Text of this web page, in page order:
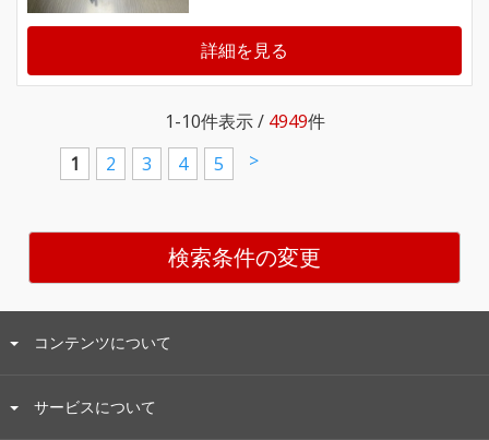
詳細を見る
1-10件表示 / 4949件
1
2 3 4 5 >
検索条件の変更
コンテンツについて
サービスについて